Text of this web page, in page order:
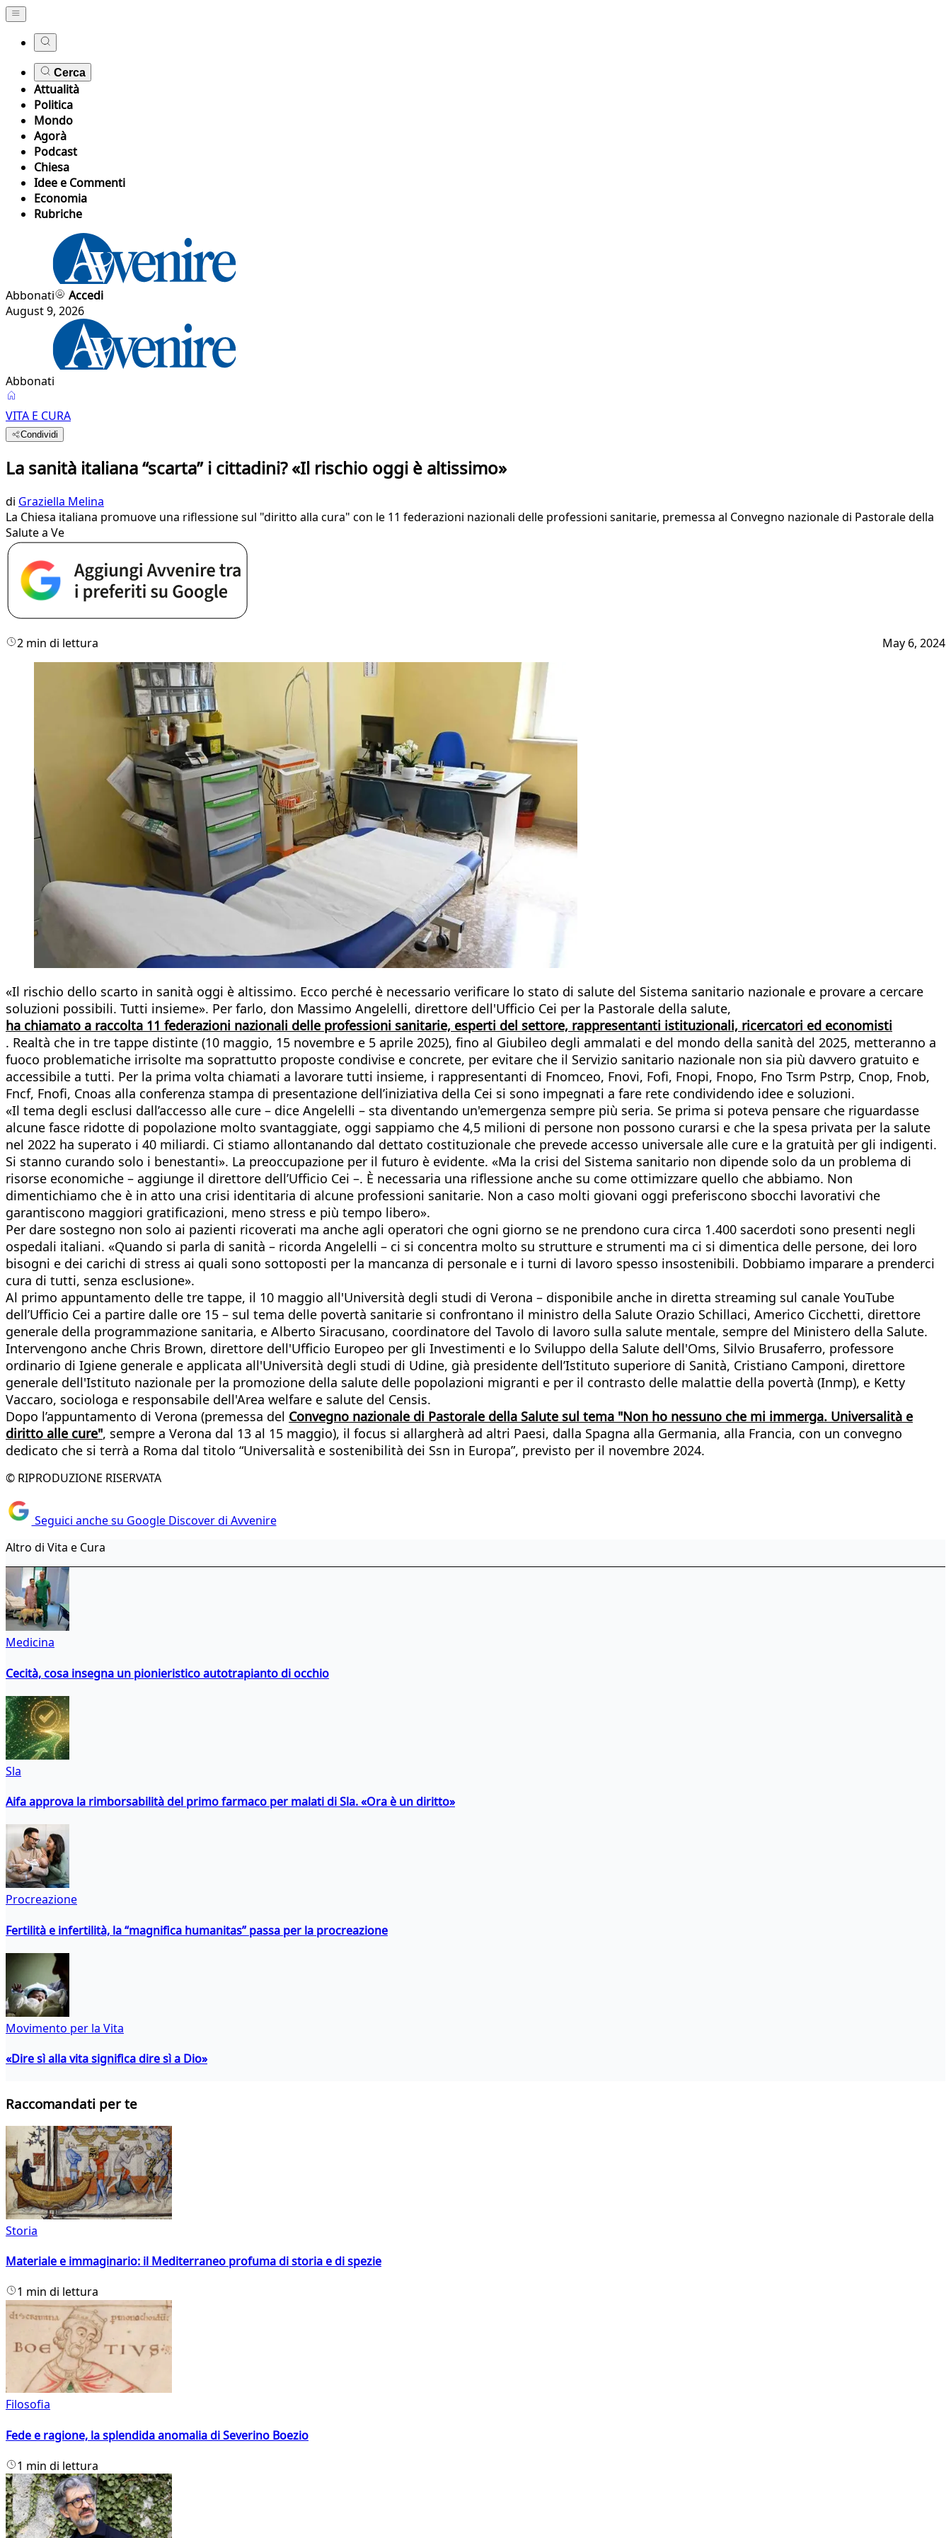
Cerca
Attualità
Politica
Mondo
Agorà
Podcast
Chiesa
Idee e Commenti
Economia
Rubriche
Abbonati
Accedi
August 9, 2026
Abbonati
VITA E CURA
Condividi
La sanità italiana “scarta” i cittadini? «Il rischio oggi è altissimo»
di Graziella Melina
La Chiesa italiana promuove una riflessione sul "diritto alla cura" con le 11 federazioni nazionali delle professioni sanitarie, premessa al Convegno nazionale di Pastorale della
Salute a Ve
2 min di lettura May 6, 2024
«Il rischio dello scarto in sanità oggi è altissimo. Ecco perché è necessario verificare lo stato di salute del Sistema sanitario nazionale e provare a cercare
soluzioni possibili. Tutti insieme». Per farlo, don Massimo Angelelli, direttore dell'Ufficio Cei per la Pastorale della salute,
ha chiamato a raccolta 11 federazioni nazionali delle professioni sanitarie, esperti del settore, rappresentanti istituzionali, ricercatori ed economisti
. Realtà che in tre tappe distinte (10 maggio, 15 novembre e 5 aprile 2025), fino al Giubileo degli ammalati e del mondo della sanità del 2025, metteranno a
fuoco problematiche irrisolte ma soprattutto proposte condivise e concrete, per evitare che il Servizio sanitario nazionale non sia più davvero gratuito e
accessibile a tutti. Per la prima volta chiamati a lavorare tutti insieme, i rappresentanti di Fnomceo, Fnovi, Fofi, Fnopi, Fnopo, Fno Tsrm Pstrp, Cnop, Fnob,
Fncf, Fnofi, Cnoas alla conferenza stampa di presentazione dell’iniziativa della Cei si sono impegnati a fare rete condividendo idee e soluzioni.
«Il tema degli esclusi dall’accesso alle cure – dice Angelelli – sta diventando un'emergenza sempre più seria. Se prima si poteva pensare che riguardasse
alcune fasce ridotte di popolazione molto svantaggiate, oggi sappiamo che 4,5 milioni di persone non possono curarsi e che la spesa privata per la salute
nel 2022 ha superato i 40 miliardi. Ci stiamo allontanando dal dettato costituzionale che prevede accesso universale alle cure e la gratuità per gli indigenti.
Si stanno curando solo i benestanti». La preoccupazione per il futuro è evidente. «Ma la crisi del Sistema sanitario non dipende solo da un problema di
risorse economiche – aggiunge il direttore dell’Ufficio Cei –. È necessaria una riflessione anche su come ottimizzare quello che abbiamo. Non
dimentichiamo che è in atto una crisi identitaria di alcune professioni sanitarie. Non a caso molti giovani oggi preferiscono sbocchi lavorativi che
garantiscono maggiori gratificazioni, meno stress e più tempo libero».
Per dare sostegno non solo ai pazienti ricoverati ma anche agli operatori che ogni giorno se ne prendono cura circa 1.400 sacerdoti sono presenti negli
ospedali italiani. «Quando si parla di sanità – ricorda Angelelli – ci si concentra molto su strutture e strumenti ma ci si dimentica delle persone, dei loro
bisogni e dei carichi di stress ai quali sono sottoposti per la mancanza di personale e i turni di lavoro spesso insostenibili. Dobbiamo imparare a prenderci
cura di tutti, senza esclusione».
Al primo appuntamento delle tre tappe, il 10 maggio all'Università degli studi di Verona – disponibile anche in diretta streaming sul canale YouTube
dell’Ufficio Cei a partire dalle ore 15 – sul tema delle povertà sanitarie si confrontano il ministro della Salute Orazio Schillaci, Americo Cicchetti, direttore
generale della programmazione sanitaria, e Alberto Siracusano, coordinatore del Tavolo di lavoro sulla salute mentale, sempre del Ministero della Salute.
Intervengono anche Chris Brown, direttore dell'Ufficio Europeo per gli Investimenti e lo Sviluppo della Salute dell'Oms, Silvio Brusaferro, professore
ordinario di Igiene generale e applicata all'Università degli studi di Udine, già presidente dell’Istituto superiore di Sanità, Cristiano Camponi, direttore
generale dell'Istituto nazionale per la promozione della salute delle popolazioni migranti e per il contrasto delle malattie della povertà (Inmp), e Ketty
Vaccaro, sociologa e responsabile dell'Area welfare e salute del Censis.
Dopo l’appuntamento di Verona (premessa del Convegno nazionale di Pastorale della Salute sul tema "Non ho nessuno che mi immerga. Universalità e
diritto alle cure", sempre a Verona dal 13 al 15 maggio), il focus si allargherà ad altri Paesi, dalla Spagna alla Germania, alla Francia, con un convegno
dedicato che si terrà a Roma dal titolo “Universalità e sostenibilità dei Ssn in Europa”, previsto per il novembre 2024.
© RIPRODUZIONE RISERVATA
Seguici anche su Google Discover di Avvenire
Altro di Vita e Cura
Medicina
Cecità, cosa insegna un pionieristico autotrapianto di occhio
Sla
Aifa approva la rimborsabilità del primo farmaco per malati di Sla. «Ora è un diritto»
Procreazione
Fertilità e infertilità, la “magnifica humanitas” passa per la procreazione
Movimento per la Vita
«Dire sì alla vita significa dire sì a Dio»
Raccomandati per te
Storia
Materiale e immaginario: il Mediterraneo profuma di storia e di spezie
1 min di lettura
Filosofia
Fede e ragione, la splendida anomalia di Severino Boezio
1 min di lettura